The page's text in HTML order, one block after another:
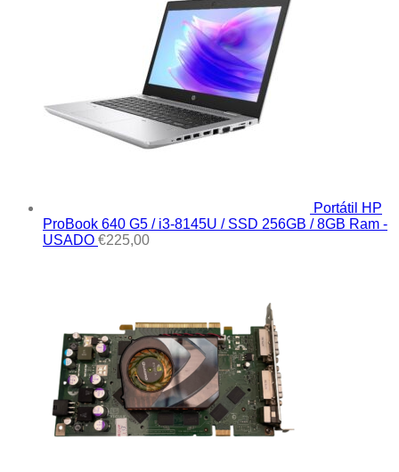
Portátil HP
ProBook 640 G5 / i3-8145U / SSD 256GB / 8GB Ram -
USADO €225,00